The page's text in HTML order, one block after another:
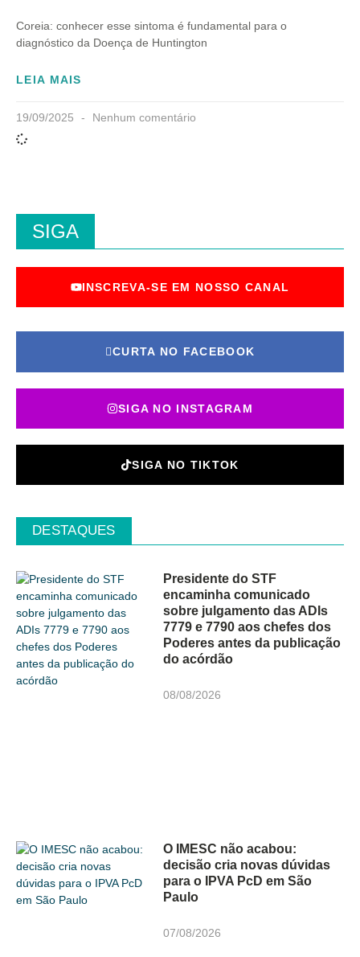
Coreia: conhecer esse sintoma é fundamental para o
diagnóstico da Doença de Huntington
LEIA MAIS
19/09/2025 Nenhum comentário
SIGA
INSCREVA-SE EM NOSSO CANAL
CURTA NO FACEBOOK
SIGA NO INSTAGRAM
SIGA NO TIKTOK
DESTAQUES
Presidente do STF
encaminha comunicado
sobre julgamento das ADIs
7779 e 7790 aos chefes dos
Poderes antes da publicação
do acórdão
08/08/2026
O IMESC não acabou:
decisão cria novas dúvidas
para o IPVA PcD em São
Paulo
07/08/2026